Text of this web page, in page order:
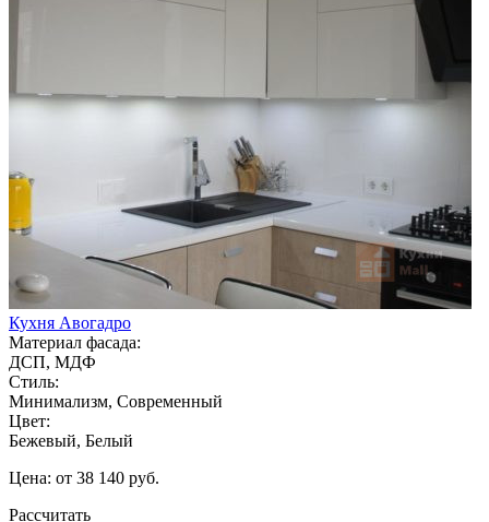
Кухня Авогадро
Материал фасада:
ДСП, МДФ
Стиль:
Минимализм, Современный
Цвет:
Бежевый, Белый
Цена: от 38 140 руб.
Рассчитать